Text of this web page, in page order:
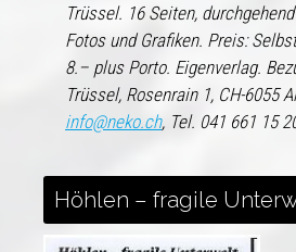
Trüssel. 16 Seiten,
Fotos und Grafiken. Preis:
8.– plus Porto. Eigenverlag.
Trüssel, Rosenrain 1, CH-6055
info@neko.ch, Tel. 041 661 15
Höhlen – fragile